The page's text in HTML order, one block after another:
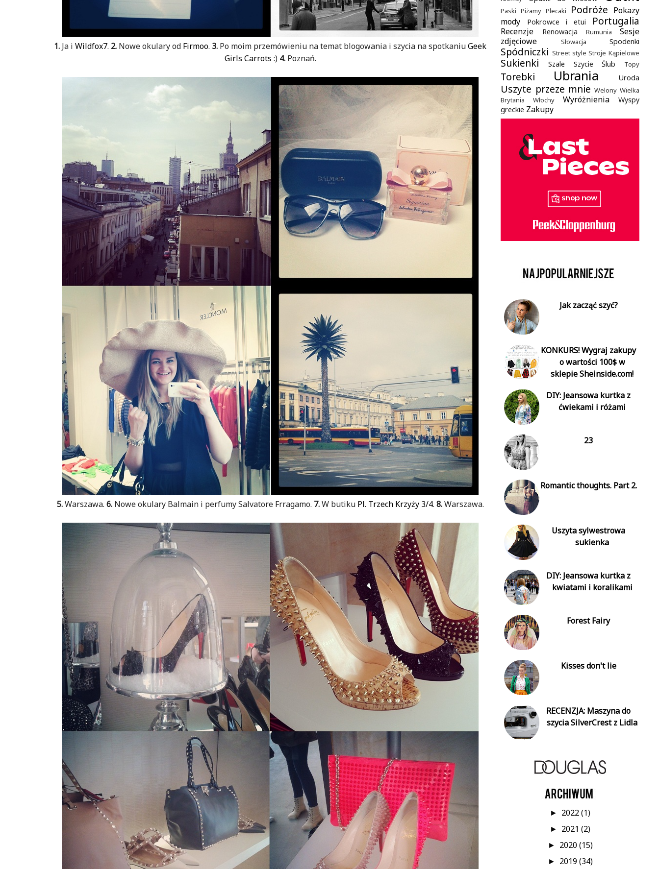
1. Ja iWildfox7. 2. Nowe okulary od Firmoo. 3. Po moim przemówieniu na temat blogowania i szycia na spotkaniuGeek
Girls Carrots :) 4.Poznań.
5.Warszawa. 6.Nowe okulary Balmain i perfumy Salvatore Frragamo. 7.W butiku Pl. Trzech Krzyży 3/4. 8.Warszawa.
Paski Piżamy Plecaki Podróże Pokazy
mody
Pokrowce i etui Portugalia
Recenzje Renowacja Rumunia
Sesje
zdjęciowe
Słowacja Spodenki
Spódniczki Street style Stroje Kąpielowe
Sukienki Szale Szycie Ślub Topy
Torebki Ubrania Uroda
Uszyte przeze mnie Welony Wielka
Brytania
Włochy Wyróżnienia
Wyspy
greckie Zakupy
Jak zacząć szyć?
KONKURS! Wygraj zakupy
o wartości 100$ w
sklepie Sheinside.com!
DIY: Jeansowa kurtka z
ćwiekami i różami
23
Romantic thoughts. Part 2.
Uszyta sylwestrowa
sukienka
DIY: Jeansowa kurtka z
kwiatami i koralikami
Forest Fairy
Kisses don't lie
RECENZJA: Maszyna do
szycia SilverCrest z Lidla
► 2022(1)
► 2021(2)
► 2020(15)
► 2019(34)